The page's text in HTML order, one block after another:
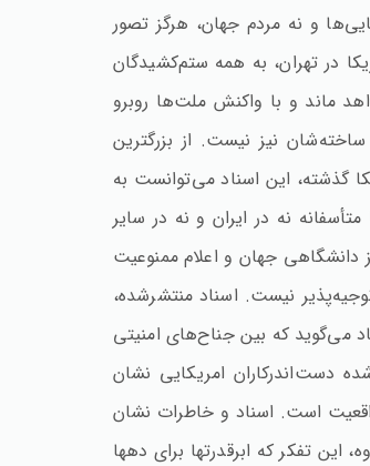
و نه مردم جهان‌، هرگز تصور
جاسوسی امریکا در تهران‌، به همه ستم‌کشیدگان
ماند و با واکنش ملت‌ها روبرو
نیز نیست‌. از بزرگترین
گذشته‌، این اسناد می‌توانست به
نه در ایران و نه در سایر
دانشگاهی جهان و اعلام ممنوعیت
نیست‌. اسناد منتشرشده‌،
می‌گوید که بین جناح‌های امنیتی
دست‌اندرکاران امریکایی نشان
واقعیت است‌. اسناد و خاطرات نشان
تفکر که ابرقدرتها برای دهها